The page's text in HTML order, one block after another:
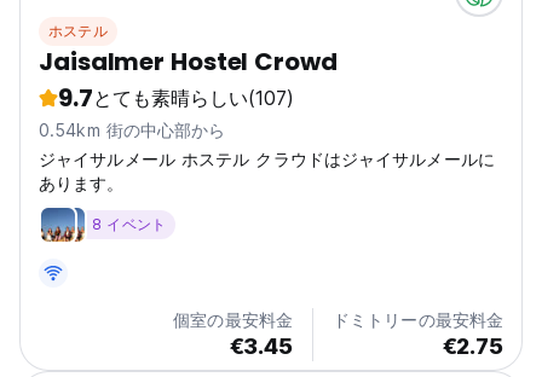
ホステル
Jaisalmer Hostel Crowd
9.7とても素晴らしい(107)
0.54km 街の中心部から
ジャイサルメール ホステル クラウドはジャイサルメールに
あります。
8 イベント
個室の最安料金
€3.45
ドミトリーの最安料金
€2.75